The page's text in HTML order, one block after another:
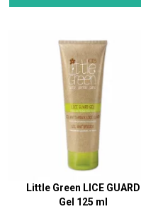
Little Green LICE GUARD
Gel 125 ml